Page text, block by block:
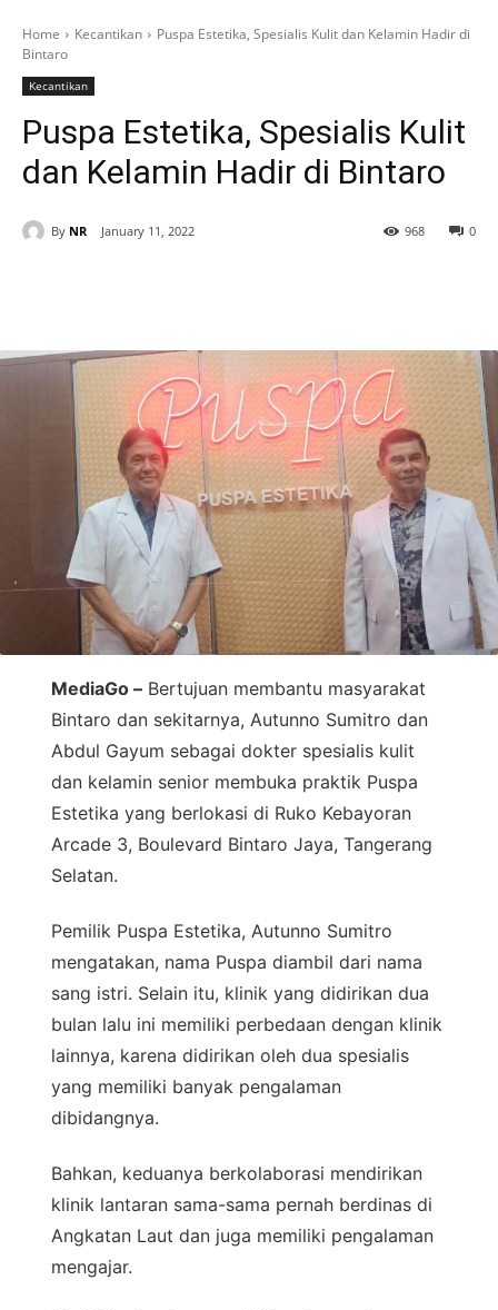
Home Kecantikan
Puspa Estetika, Spesialis Kulit dan Kelamin Hadir di
Bintaro
Kecantikan
Puspa Estetika, Spesialis Kulit
dan Kelamin Hadir di Bintaro
By NR January 11, 2022 0
968
MediaGo – Bertujuan membantu masyarakat
Bintaro dan sekitarnya, Autunno Sumitro dan
Abdul Gayum sebagai dokter spesialis kulit
dan kelamin senior membuka praktik Puspa
Estetika yang berlokasi di Ruko Kebayoran
Arcade 3, Boulevard Bintaro Jaya, Tangerang
Selatan.
Pemilik Puspa Estetika, Autunno Sumitro
mengatakan, nama Puspa diambil dari nama
sang istri. Selain itu, klinik yang didirikan dua
bulan lalu ini memiliki perbedaan dengan klinik
lainnya, karena didirikan oleh dua spesialis
yang memiliki banyak pengalaman
dibidangnya.
Bahkan, keduanya berkolaborasi mendirikan
klinik lantaran sama-sama pernah berdinas di
Angkatan Laut dan juga memiliki pengalaman
mengajar.